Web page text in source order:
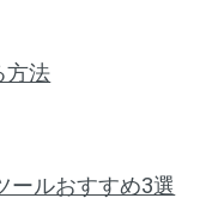
方法
ールおすすめ3選